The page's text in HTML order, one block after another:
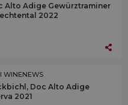
Alto Adige Gewürztraminer
2022
WINENEWS
Doc Alto Adige
2021